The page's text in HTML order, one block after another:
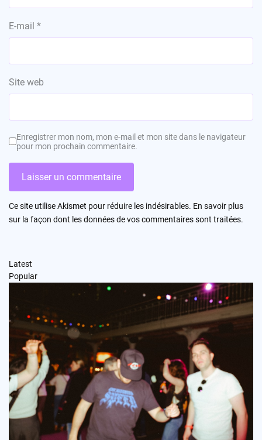
E-mail *
Site web
Enregistrer mon nom, mon e-mail et mon site dans le navigateur
pour mon prochain commentaire.
Ce site utilise Akismet pour réduire les indésirables. En savoir plus
sur la façon dont les données de vos commentaires sont traitées.
Latest
Popular